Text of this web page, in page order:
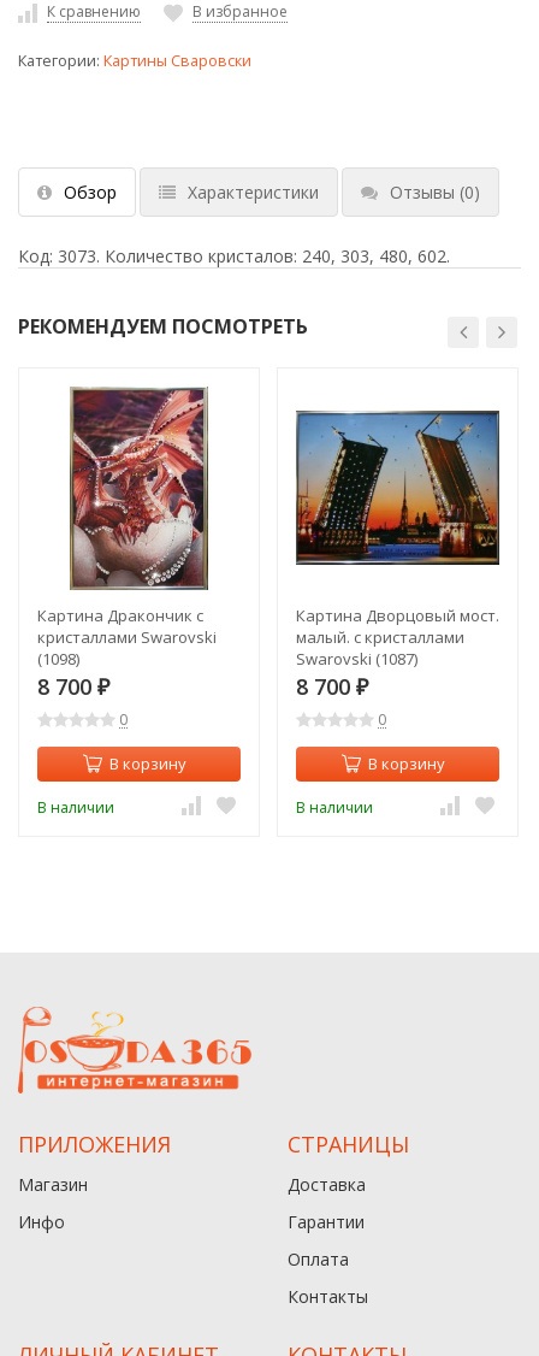
К сравнению В избранное
Категории: Картины Сваровски
Обзор Характеристики Отзывы (0)
Код: 3073. Количество кристалов: 240, 303, 480, 602.
РЕКОМЕНДУЕМ ПОСМОТРЕТЬ
Картина Дракончик с
кристаллами Swarovski
(1098)
8 700 ₽
0
В корзину
В наличии
Картина Дворцовый мост.
малый. с кристаллами
Swarovski (1087)
8 700 ₽
0
В корзину
В наличии
ПРИЛОЖЕНИЯ
Магазин
Инфо
СТРАНИЦЫ
Доставка
Гарантии
Оплата
Контакты